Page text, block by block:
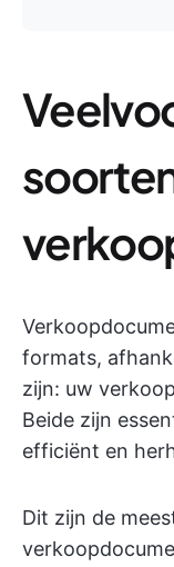
formats,
zijn: uw
Beide zijn
efficiënt en
Dit zijn de